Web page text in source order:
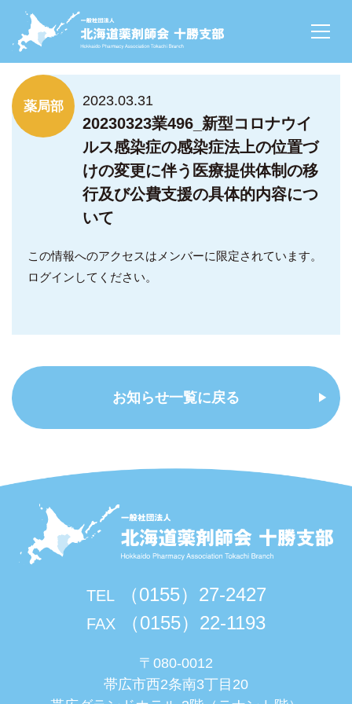
NEWS
薬局部 2023.03.31
20230323業496_新型コロナウイ
ルス感染症の感染症法上の位置づ
けの変更に伴う医療提供体制の移
行及び公費支援の具体的内容につ
いて
この情報へのアクセスはメンバーに限定されています。
ログインしてください。
お知らせ一覧に戻る
TEL （0155）27-2427
FAX （0155）22-1193
〒080-0012
帯広市西2条南3丁目20